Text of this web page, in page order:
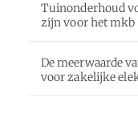
Tuinonderhoud
zijn voor het mkb
De meerwaarde
voor zakelijke